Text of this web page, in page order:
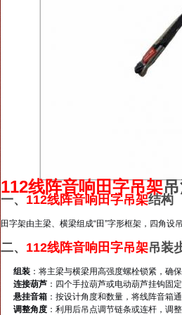
112线阵音响田字吊架
一、 112线阵音响田字吊架结构
田字架由主梁、横梁组成“田”字形框架，四角设
二、 112线阵音响田字吊架吊装
组装 ：将主梁与横梁用高强度螺栓锁紧，确
连接葫芦 ：四个手拉葫芦或电动葫芦挂钩固
悬挂音箱 ：按设计角度和数量，将线阵音箱
调整角度 ：利用后吊点调节链条或连杆，调